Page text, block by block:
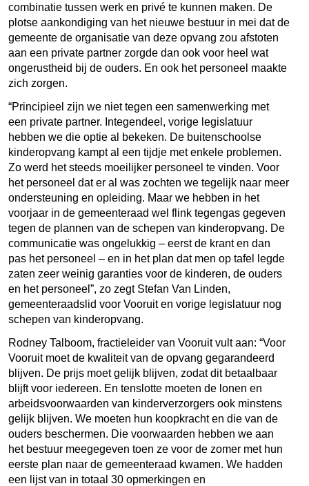
combinatie tussen werk en privé te kunnen maken. De
plotse aankondiging van het nieuwe bestuur in mei dat de
gemeente de organisatie van deze opvang zou afstoten
aan een private partner zorgde dan ook voor heel wat
ongerustheid bij de ouders. En ook het personeel maakte
zich zorgen.
“Principieel zijn we niet tegen een samenwerking met
een private partner. Integendeel, vorige legislatuur
hebben we die optie al bekeken. De buitenschoolse
kinderopvang kampt al een tijdje met enkele problemen.
Zo werd het steeds moeilijker personeel te vinden. Voor
het personeel dat er al was zochten we tegelijk naar meer
ondersteuning en opleiding. Maar we hebben in het
voorjaar in de gemeenteraad wel flink tegengas gegeven
tegen de plannen van de schepen van kinderopvang. De
communicatie was ongelukkig – eerst de krant en dan
pas het personeel – en in het plan dat men op tafel legde
zaten zeer weinig garanties voor de kinderen, de ouders
en het personeel”, zo zegt Stefan Van Linden,
gemeenteraadslid voor Vooruit en vorige legislatuur nog
schepen van kinderopvang.
Rodney Talboom, fractieleider van Vooruit vult aan: “Voor
Vooruit moet de kwaliteit van de opvang gegarandeerd
blijven. De prijs moet gelijk blijven, zodat dit betaalbaar
blijft voor iedereen. En tenslotte moeten de lonen en
arbeidsvoorwaarden van kinderverzorgers ook minstens
gelijk blijven. We moeten hun koopkracht en die van de
ouders beschermen. Die voorwaarden hebben we aan
het bestuur meegegeven toen ze voor de zomer met hun
eerste plan naar de gemeenteraad kwamen. We hadden
een lijst van in totaal 30 opmerkingen en